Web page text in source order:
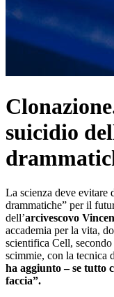
suicidio
La scienza deve evitare
drammatiche” per il
dell’arcivescovo
accademia per la vita,
scientifica Cell,
scimmie, con la tecnica
ha aggiunto – se tutto
faccia”.